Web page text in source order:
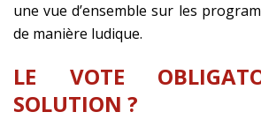
une vue d’ensemble sur les
de manière ludique.
LE VOTE
SOLUTION ?